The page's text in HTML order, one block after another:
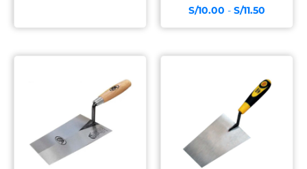
S/10.00 - S/11.50